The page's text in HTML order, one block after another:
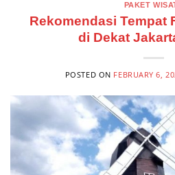
PAKET
Rekomendasi Tempat
di Dekat
POSTED ON FEBRUARY 6,